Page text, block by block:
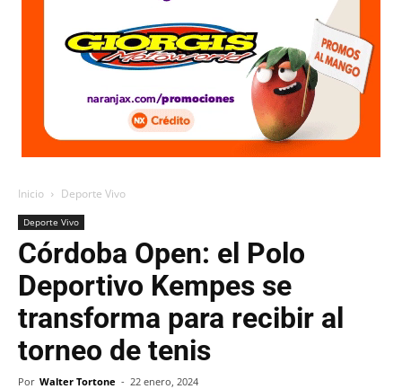
Inicio Deporte Vivo
Deporte Vivo
Córdoba Open: el Polo
Deportivo Kempes se
transforma para recibir al
torneo de tenis
Por Walter Tortone - 22 enero, 2024